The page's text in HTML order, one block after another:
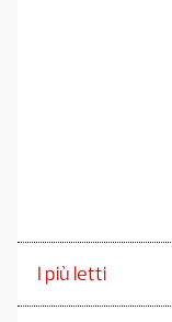
I più letti